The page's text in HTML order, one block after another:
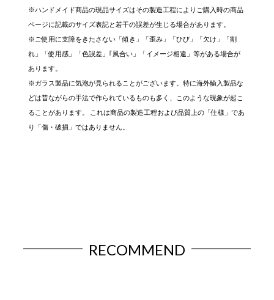
※ハンドメイド商品の現品サイズはその製造工程によりご購入時の商品
ページに記載のサイズ表記と若干の誤差が生じる場合があります。
※ご使用に支障をきたさない「傾き」「歪み」「ひび」「欠け」「割
れ」「使用感」「色誤差」｢風合い」「イメージ相違」等がある場合が
あります。
※ガラス製品に気泡が見られることがございます。特に海外輸入製品な
どは昔ながらの手法で作られているものも多く、このような現象が起こ
ることがあります。 これは商品の製造工程および品質上の「仕様」であ
り「傷・破損」ではありません。
RECOMMEND